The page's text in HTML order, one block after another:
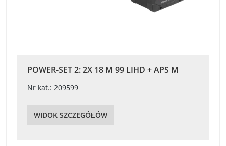
POWER-SET 2: 2X 18 M 99 LIHD + APS M
Nr kat.: 209599
WIDOK SZCZEGÓŁÓW